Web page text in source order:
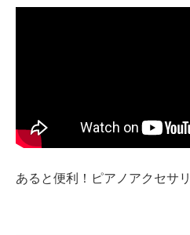
ピアノレンタル
あると便利！ピアノアクセサ